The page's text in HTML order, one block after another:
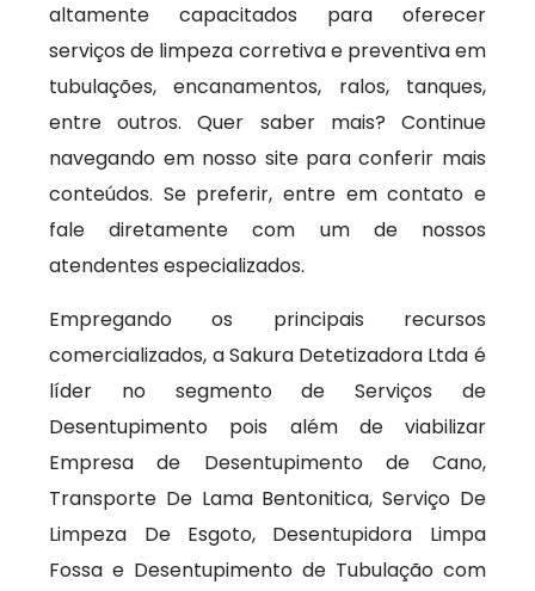
altamente capacitados para oferecer
serviços de limpeza corretiva e preventiva em
tubulações, encanamentos, ralos, tanques,
entre outros. Quer saber mais? Continue
navegando em nosso site para conferir mais
conteúdos. Se preferir, entre em contato e
fale diretamente com um de nossos
atendentes especializados.
Empregando os principais recursos
comercializados, a Sakura Detetizadora Ltda é
líder no segmento de Serviços de
Desentupimento pois além de viabilizar
Empresa de Desentupimento de Cano,
Transporte De Lama Bentonitica, Serviço De
Limpeza De Esgoto, Desentupidora Limpa
Fossa e Desentupimento de Tubulação com